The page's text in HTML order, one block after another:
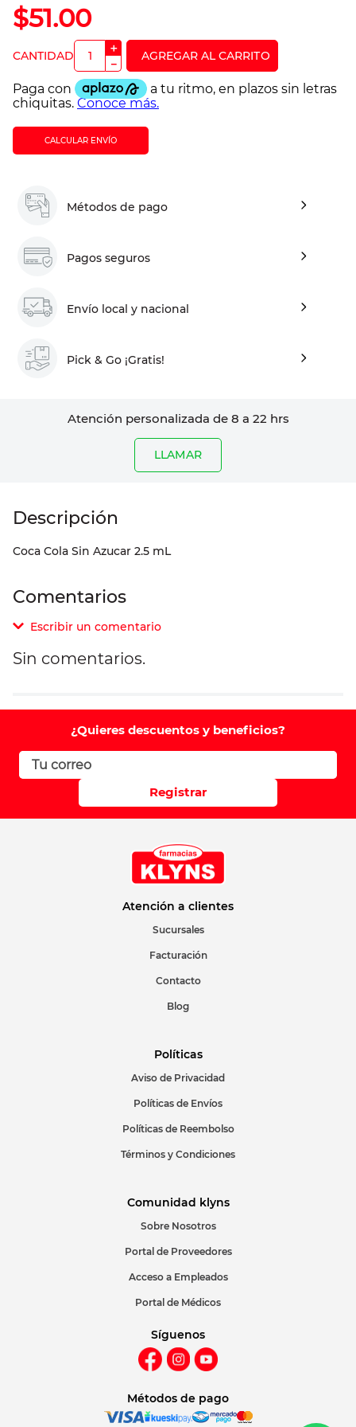
$51.00
＋
－
CALCULAR ENVÍO
Métodos de pago
Pagos seguros
Envío local y nacional
Pick & Go ¡Gratis!
Atención personalizada de 8 a 22 hrs
LLAMAR
Coca Cola Sin Azucar 2.5 mL
Comentarios
Escribir un comentario
Comentario
Califique el producto de 1 a 5 estrellas
Correo electrónico
ENVIAR COMENTARIO
Sin comentarios.
¿Quieres descuentos y beneficios?
Registrar
Atención a clientes
Sucursales
Facturación
Contacto
Blog
Políticas
Aviso de Privacidad
Políticas de Envíos
Políticas de Reembolso
Términos y Condiciones
Comunidad klyns
Sobre Nosotros
Portal de Proveedores
Acceso a Empleados
Portal de Médicos
Síguenos
Métodos de pago